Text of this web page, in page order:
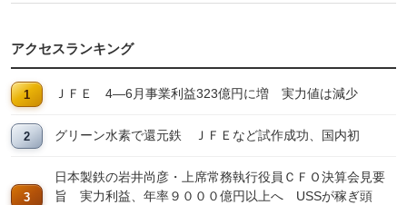
アクセスランキング
ＪＦＥ 4―6月事業利益323億円に増 実力値は減少
グリーン水素で還元鉄 ＪＦＥなど試作成功、国内初
日本製鉄の岩井尚彦・上席常務執行役員ＣＦＯ決算会見要
旨 実力利益、年率９０００億円以上へ USSが稼ぎ頭